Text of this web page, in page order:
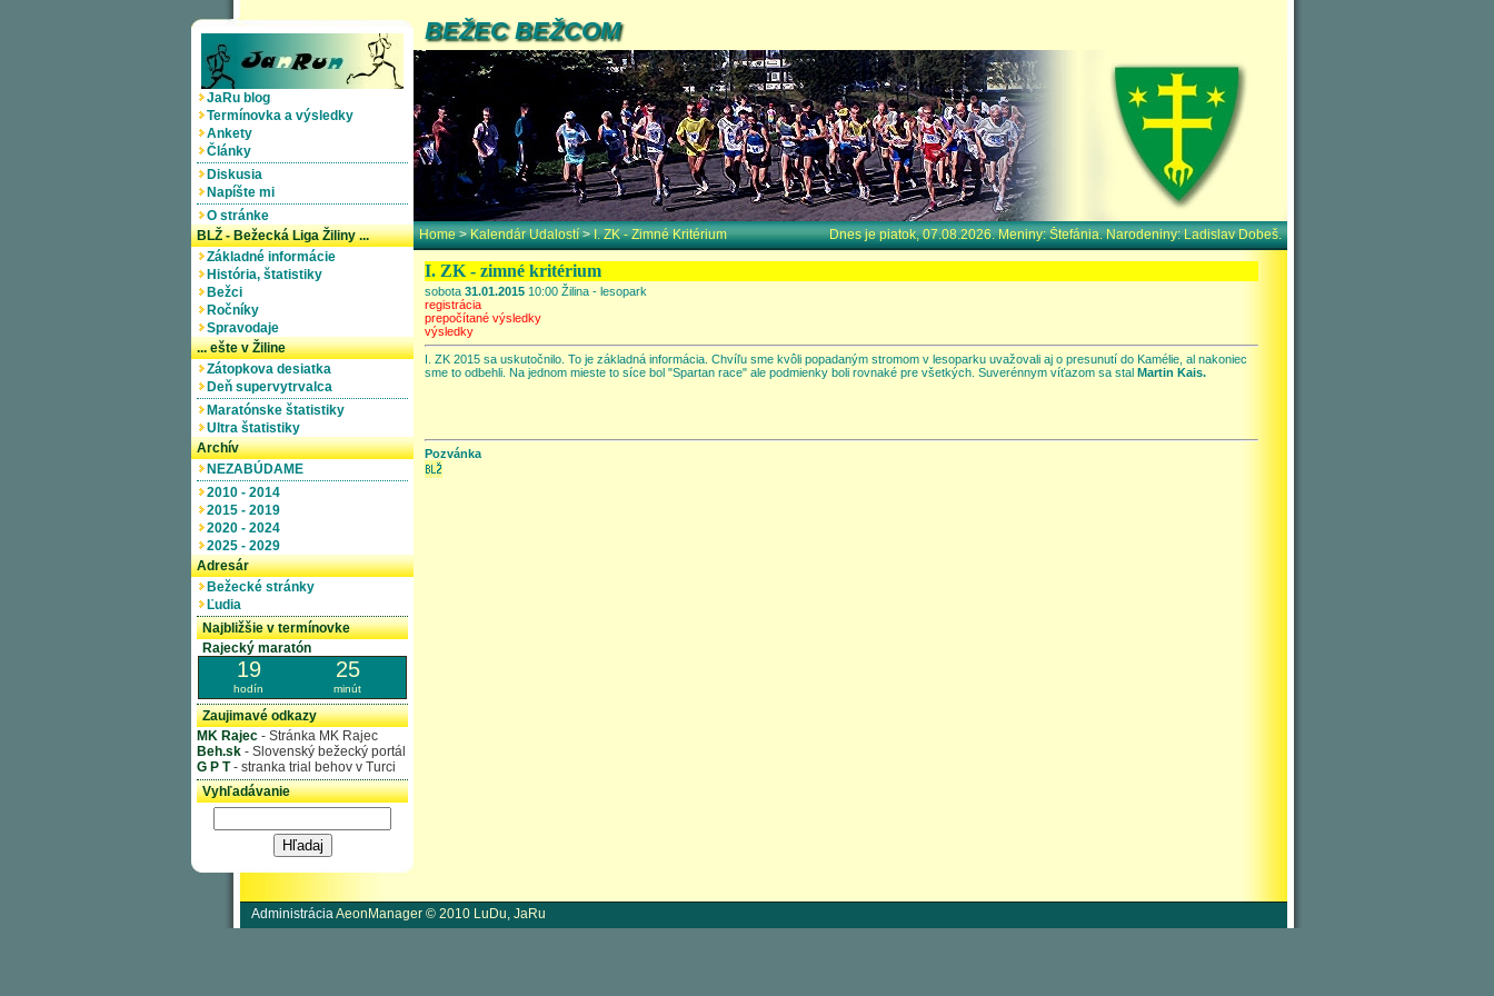
JaRu blog
Termínovka a výsledky
Ankety
Články
Diskusia
Napíšte mi
O stránke
BLŽ - Bežecká Liga Žiliny ...
Základné informácie
História, štatistiky
Bežci
Ročníky
Spravodaje
... ešte v Žiline
Zátopkova desiatka
Deň supervytrvalca
Maratónske štatistiky
Ultra štatistiky
Archív
NEZABÚDAME
2010 - 2014
2015 - 2019
2020 - 2024
2025 - 2029
Adresár
Bežecké stránky
Ľudia
Najbližšie v termínovke
Rajecký maratón
19
hodín
25
minút
Zaujimavé odkazy
MK Rajec - Stránka MK Rajec
Beh.sk - Slovenský bežecký portál
G P T- stranka trial behov v Turci
Vyhľadávanie
BEŽEC BEŽCOM
Home>Kalendár Udalostí>I. ZK - Zimné Kritérium Dnes je piatok, 07.08.2026. Meniny:Štefánia. Narodeniny:Ladislav Dobeš.
I. ZK - zimné kritérium
sobota 31.01.2015 10:00 Žilina - lesopark
registrácia
prepočítané výsledky
výsledky
I. ZK 2015 sa uskutočnilo. To je základná informácia. Chvíľu sme kvôli popadaným stromom v lesoparku uvažovali aj o presunutí do Kamélie, al nakoniec
sme to odbehli. Na jednom mieste to síce bol "Spartan race" ale podmienky boli rovnaké pre všetkých. Suverénnym víťazom sa stal Martin Kais.
Pozvánka
AdministráciaAeonManager © 2010 LuDu, JaRu